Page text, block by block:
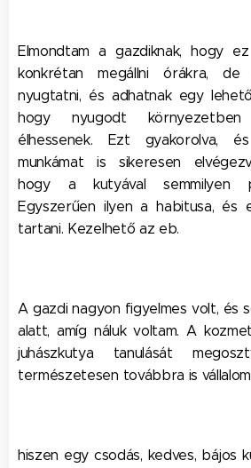
Elmondtam a gazdiknak, hogy
konkrétan megállni órákra,
nyugtatni, és adhatnak egy
hogy nyugodt
élhessenek. Ezt gyakorolva,
munkámat is sikeresen
hogy a kutyával semmilyen
Egyszerűen ilyen a habitusa, és
tartani. Kezelhető az eb.
A gazdi nagyon figyelmes volt, és
alatt, amíg náluk voltam. A
juhászkutya tanulását
természetesen továbbra is vállalom
hiszen egy csodás, kedves, bájos